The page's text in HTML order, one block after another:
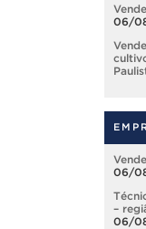
06/
06/
–
06/